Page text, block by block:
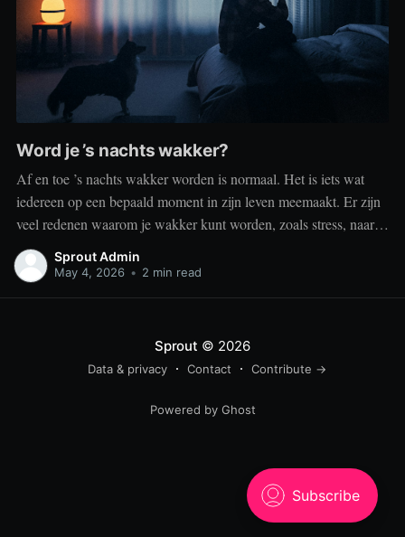
Word je ’s nachts wakker?
Af en toe ’s nachts wakker worden is normaal. Het is iets wat
iedereen op een bepaald moment in zijn leven meemaakt. Er zijn
veel redenen waarom je wakker kunt worden, zoals stress, naar
het toilet moeten, je omgeving of medische aandoeningen die je
slaap beïnvloeden. Dit is geen probleem
Sprout Admin
May 4, 2026 • 2 min read
Sprout © 2026
Data & privacy Contact Contribute →
Powered by Ghost